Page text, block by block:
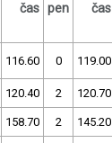
čas pen čas
116.60 0 119.00
120.40 2 120.70
158.70 2 145.20